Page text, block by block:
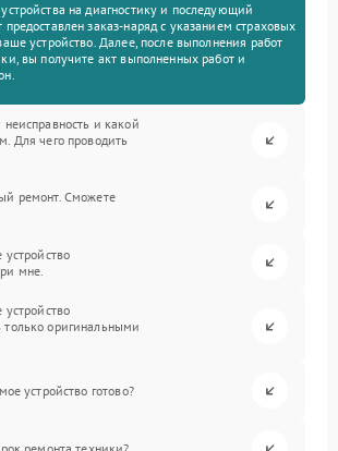
на диагностику и последующий
заказ-наряд с указанием страховых
устройство. Далее, после выполнения работ
вы получите акт выполненных работ и
и какой
Для чего проводить
ремонт. Сможете
мне.
только оригинальными
устройство готово?